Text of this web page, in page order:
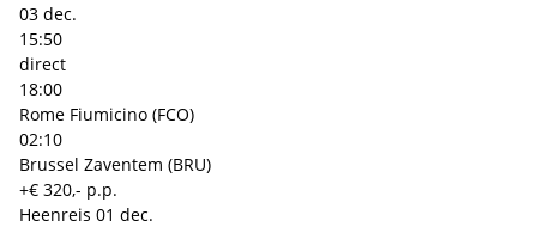
03 dec.
15:50
direct
18:00
Rome Fiumicino (FCO)
02:10
Brussel Zaventem (BRU)
+€ 320,- p.p.
Heenreis 01 dec.